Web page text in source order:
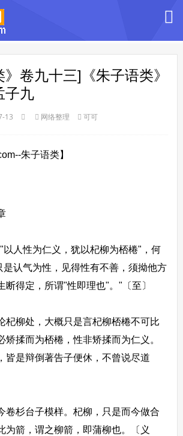
卷九十三]《朱子语类》
子九
13 网络整理 可可
朱子语类】
性为仁义，犹以杞柳为桮棬"，何
是认气为性，见得性有不善，须拗他方
断得定，所谓"性即理也"。"〔至〕
柳处，大概只是言杞柳桮棬不可比
矫揉而为桮棬，性非矫揉而为仁义。
皆是辩倒著告子便休，不曾说尽道
杉台子模样。杞柳，只是而今做合
为箭，谓之柳箭，即蒲柳也。〔义